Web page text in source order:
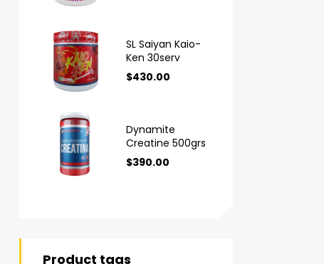
SL Saiyan Kaio-
Ken 30serv
$430.00
Dynamite
Creatine 500grs
$390.00
Product tags